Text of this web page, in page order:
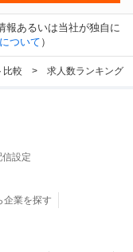
報あるいは当社が独自に
ついて ）
比較 求人数ランキング
信設定
企業を探す